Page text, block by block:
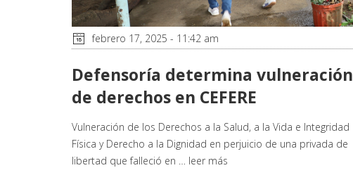
febrero 17, 2025 - 11:42 am
Defensoría determina vulneración
de derechos en CEFERE
Vulneración de los Derechos a la Salud, a la Vida e Integridad
Física y Derecho a la Dignidad en perjuicio de una privada de
libertad que falleció en … leer más